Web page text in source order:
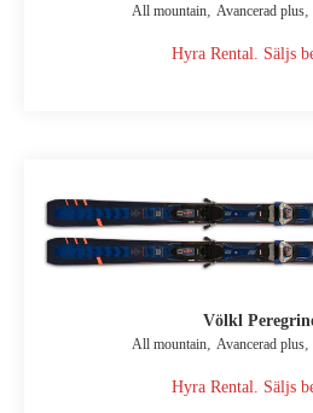
All mountain, Avancerad plus,
Hyra Rental. Säljs
Völkl
All mountain Avancerad plus
Hyra Rental. Säljs